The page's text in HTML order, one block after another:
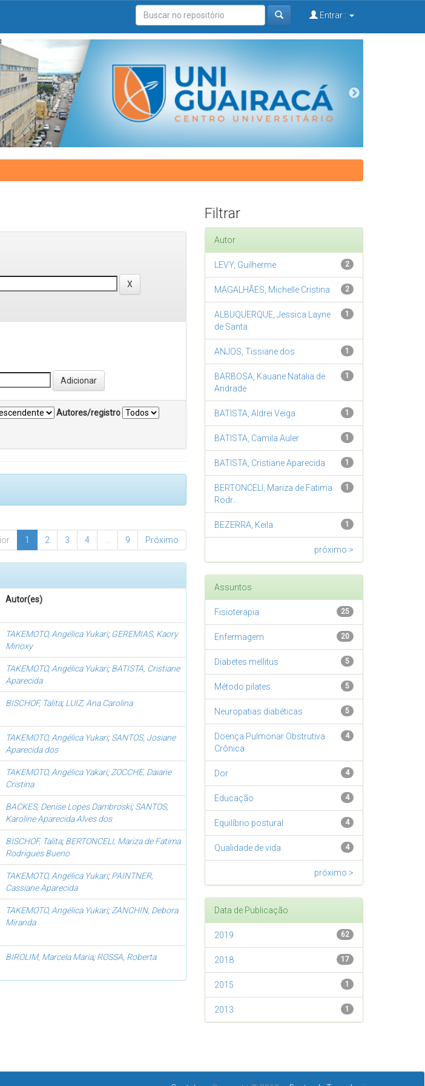
Entrar :
Autores/registro
1 2 3 4 9 Próximo
Autor(es)
TAKEMOTO, Angélica Yukari; GEREMIAS, Kaory
Minoxy
TAKEMOTO, Angélica Yukari;BATISTA, Cristiane
Aparecida
BISCHOF, Talita;LUIZ, Ana Carolina
TAKEMOTO, Angélica Yukari;SANTOS, Josiane
Aparecida dos
TAKEMOTO, Angélica Yakari;ZOCCHE, Daiane
Cristina
BACKES, Denise Lopes Dambroski;SANTOS,
Karoline Aparecida Alves dos
BISCHOF, Talita;BERTONCELI, Mariza de Fatima
Rodrigues Bueno
TAKEMOTO, Angélica Yukari;PAINTNER,
Cassiane Aparecida
TAKEMOTO, Angélica Yukari;ZANCHIN, Debora
Miranda
BIROLIM, Marcela Maria;ROSSA, Roberta
Filtrar
Autor
2
LEVY, Guilherme
2
MAGALHÃES, Michelle Cristina
1
ALBUQUERQUE, Jessica Layne
de Santa
1
ANJOS, Tissiane dos
1
BARBOSA, Kauane Natalia de
Andrade
1
BATISTA, Aldrei Veiga
1
BATISTA, Camila Auler
1
BATISTA, Cristiane Aparecida
1
BERTONCELI, Mariza de Fatima
Rodr...
1
BEZERRA, Keila
próximo >
Assuntos
25
Fisioterapia
20
Enfermagem
5
Diabetes mellitus
5
Método pilates
5
Neuropatias diabéticas
4
Doença Pulmonar Obstrutiva
Crônica
4
Dor
4
Educação
4
Equilíbrio postural
4
Qualidade de vida
próximo >
Data de Publicação
62
2019
17
2018
1
2015
1
2013